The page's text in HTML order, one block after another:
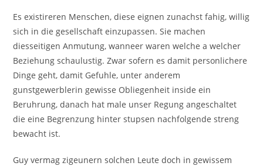
Es existireren Menschen, diese eignen zunachst fahig, willig
sich in die gesellschaft einzupassen. Sie machen
diesseitigen Anmutung, wanneer waren welche a welcher
Beziehung schaulustig. Zwar sofern es damit personlichere
Dinge geht, damit Gefuhle, unter anderem
gunstgewerblerin gewisse Obliegenheit inside ein
Beruhrung, danach hat male unser Regung angeschaltet
die eine Begrenzung hinter stupsen nachfolgende streng
bewacht ist.
Guy vermag zigeunern solchen Leute doch in gewissem